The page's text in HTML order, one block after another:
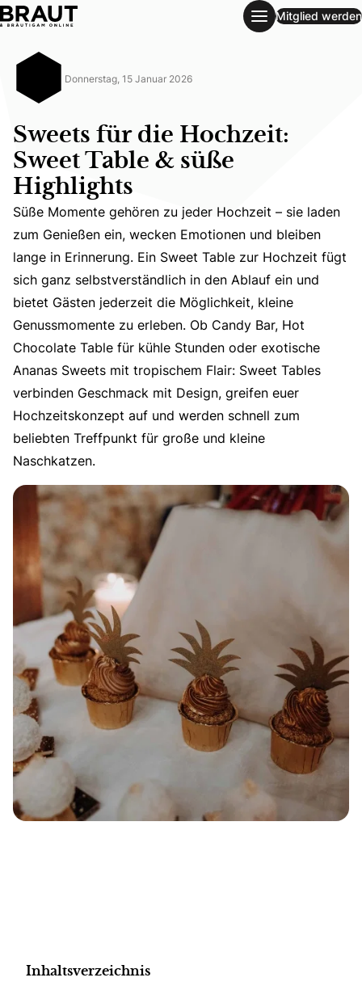
Sweets für die Hochzeit: Sweet Table & süße Highlights
Mitglied werden
Donnerstag, 15 Januar 2026
Sweets für die Hochzeit:
Sweet Table & süße
Highlights
Süße Momente gehören zu jeder Hochzeit – sie laden
Süße Momente gehören zu jeder Hochzeit – sie laden
zum Genießen ein, wecken Emotionen und bleiben
lange in Erinnerung. Ein Sweet Table zur Hochzeit fügt
sich ganz selbstverständlich in den Ablauf ein und
bietet Gästen jederzeit die Möglichkeit, kleine
Genussmomente zu erleben. Ob Candy Bar, Hot
Chocolate Table für kühle Stunden oder exotische
Ananas Sweets mit tropischem Flair: Sweet Tables
verbinden Geschmack mit Design, greifen euer
Hochzeitskonzept auf und werden schnell zum
beliebten Treffpunkt für große und kleine
Naschkatzen.
Inhaltsverzeichnis